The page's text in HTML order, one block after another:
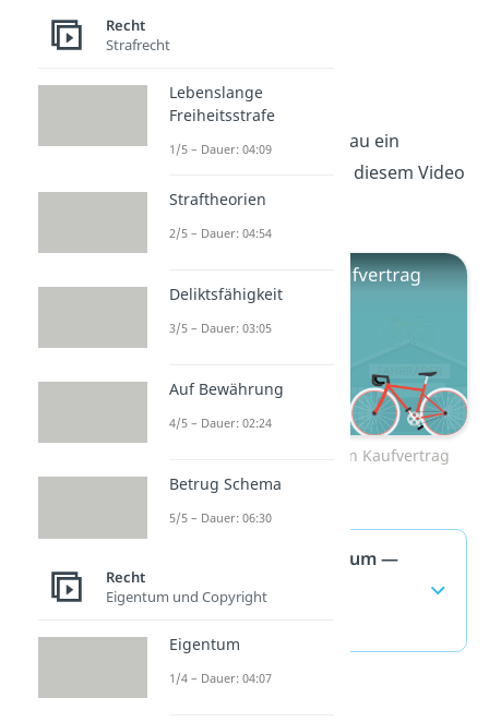
Kaufvertrag
Du willst wissen, wie genau ein
entsteht? In diesem Video
zeigen wir es dir!
Zum Video: Wie kommt ein Kaufvertrag
zustande?
invitatio ad offerendum —
häufigste Fragen
Recht
Strafrecht
Lebenslange
Freiheitsstrafe
1/5 – Dauer: 04:09
Straftheorien
2/5 – Dauer: 04:54
Deliktsfähigkeit
3/5 – Dauer: 03:05
Auf Bewährung
4/5 – Dauer: 02:24
Betrug Schema
5/5 – Dauer: 06:30
Recht
Eigentum und Copyright
Eigentum
1/4 – Dauer: 04:07